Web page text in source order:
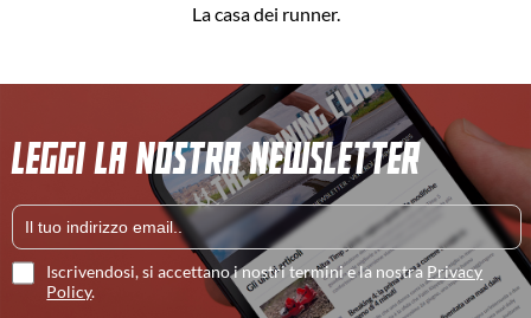
La casa dei runner.
LEGGI LA NOSTRA NEWSLETTER
Iscrivendosi, si accettano i nostri termini e la nostraPrivacy
Policy.